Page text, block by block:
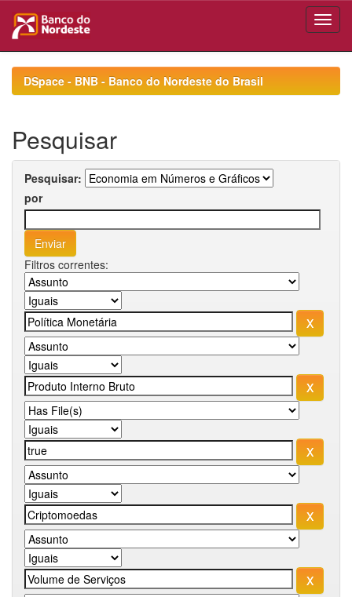
navigationDSpace - BNB - Banco do Nordeste do Brasil
Pesquisar
Pesquisar:
por
Filtros correntes: